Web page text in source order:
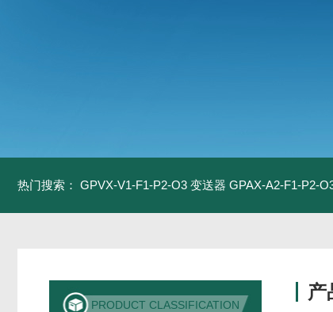
热门搜索： GPVX-V1-F1-P2-O3 变送器 GPAX-A2-F1-P2-
PRODUCT CLASSIFICATION
产